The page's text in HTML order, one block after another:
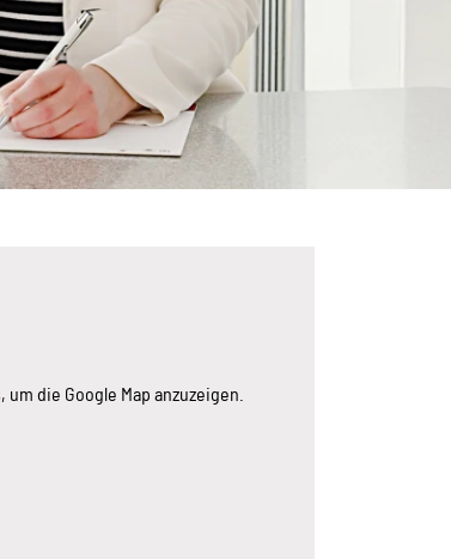
, um die Google Map anzuzeigen.